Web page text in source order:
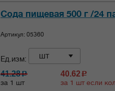
Сода пищевая 500 г /24
Артикул: 05360
Ед.изм: шт
41.28c
за 1 шт
40.62 c
за 1 шт если